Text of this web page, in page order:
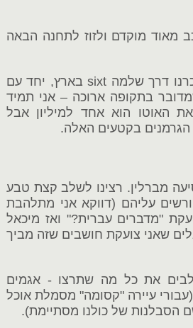
מאוד מוקדם ולזוז לתחנה הבאה
את הרכב (סטיישן דיזל משפחתית) שכרנו דרך שלמה sixt בארץ, יחד עם
בתקופה ארוכה – אני תמיד
האוטו הוא אחד למיליון אבל
בקטעים האלה.
הרי הרץ, כ - 3 שעות נסיעה מברלין. רצינו לשלב קצת טבע
עליהם (דווקא אני מתלהבת
"מדברים עברית?" ואז מיכאל
שאני צועקת חושבים שזה מביך
את כל מה שתרצו - אגמים
עיירה "קסומה" מסמלת אוכל
הסבלנות של כולנו מסתיימת).